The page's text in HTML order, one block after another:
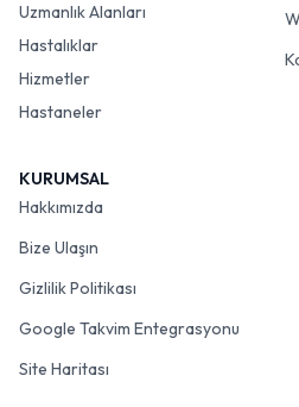
Uzmanlık Alanları
Hastalıklar
Hizmetler
Hastaneler
KURUMSAL
Hakkımızda
Bize Ulaşın
Gizlilik Politikası
Google Takvim Entegrasyonu
Site Haritası